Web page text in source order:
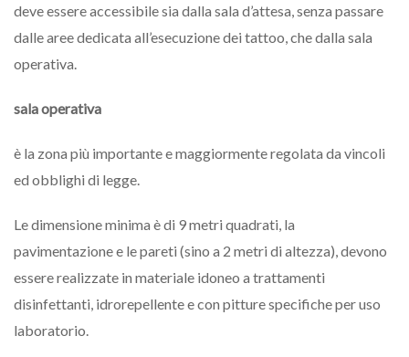
deve essere accessibile sia dalla sala d’attesa, senza passare
dalle aree dedicata all’esecuzione dei tattoo, che dalla sala
operativa.
sala operativa
è la zona più importante e maggiormente regolata da vincoli
ed obblighi di legge.
Le dimensione minima è di 9 metri quadrati, la
pavimentazione e le pareti (sino a 2 metri di altezza), devono
essere realizzate in materiale idoneo a trattamenti
disinfettanti, idrorepellente e con pitture specifiche per uso
laboratorio.